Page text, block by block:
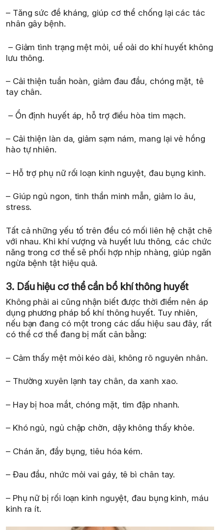
– Tăng sức đề kháng, giúp cơ thể chống lại các tác
nhân gây bệnh.
– Giảm tình trạng mệt mỏi, uể oải do khí huyết không
lưu thông.
– Cải thiện tuần hoàn, giảm đau đầu, chóng mặt, tê
tay chân.
– Ổn định huyết áp, hỗ trợ điều hòa tim mạch.
– Cải thiện làn da, giảm sạm nám, mang lại vẻ hồng
hào tự nhiên.
– Hỗ trợ phụ nữ rối loạn kinh nguyệt, đau bụng kinh.
– Giúp ngủ ngon, tinh thần minh mẫn, giảm lo âu,
stress.
Tất cả những yếu tố trên đều có mối liên hệ chặt chẽ
với nhau. Khi khí vượng và huyết lưu thông, các chức
năng trong cơ thể sẽ phối hợp nhịp nhàng, giúp ngăn
ngừa bệnh tật hiệu quả.
3. Dấu hiệu cơ thể cần bổ khí thông huyết
Không phải ai cũng nhận biết được thời điểm nên áp
dụng phương pháp bổ khí thông huyết. Tuy nhiên,
nếu bạn đang có một trong các dấu hiệu sau đây, rất
có thể cơ thể đang bị mất cân bằng:
– Cảm thấy mệt mỏi kéo dài, không rõ nguyên nhân.
– Thường xuyên lạnh tay chân, da xanh xao.
– Hay bị hoa mắt, chóng mặt, tim đập nhanh.
– Khó ngủ, ngủ chập chờn, dậy không thấy khỏe.
– Chán ăn, đầy bụng, tiêu hóa kém.
– Đau đầu, nhức mỏi vai gáy, tê bì chân tay.
– Phụ nữ bị rối loạn kinh nguyệt, đau bụng kinh, máu
kinh ra ít.